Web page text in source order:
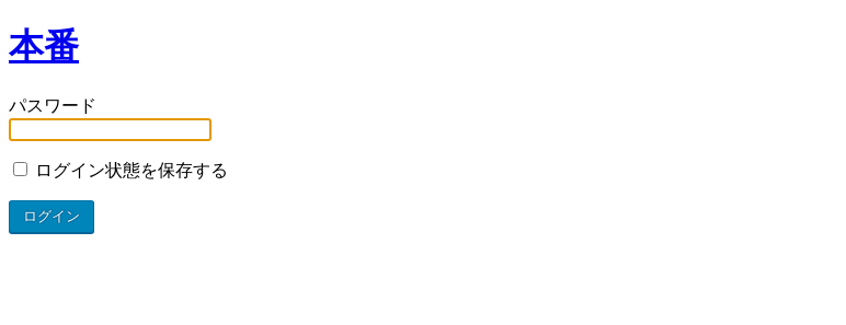
本番
パスワード
ログイン状態を保存する